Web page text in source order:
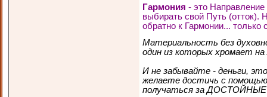
Гармония - это
выбирать свой Путь (отток).
обратно к Гармонии... только
Материальность без
один из которых хромает на
И не забывайте - деньги,
желаете достичь с
получаться за ДОСТОЙНЫЕ